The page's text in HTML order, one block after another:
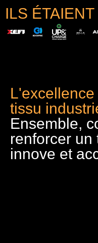
ILS ÉTAIENT
tissu
Ensemble,
renforcer un
innove et